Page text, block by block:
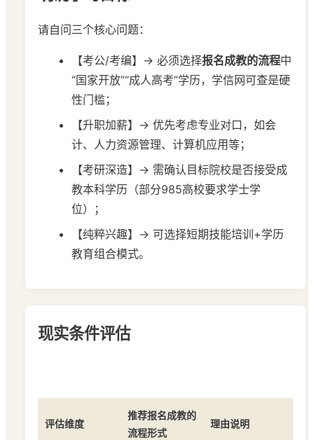
请自问三个核心问题：
【考公/考编】→ 必须选择报名成教的流程中
“国家开放”“成人高考”学历，学信网可查是硬
性门槛；
【升职加薪】→ 优先考虑专业对口，如会
计、人力资源管理、计算机应用等；
【考研深造】→ 需确认目标院校是否接受成
教本科学历（部分985高校要求学士学
位）；
【纯粹兴趣】→ 可选择短期技能培训+学历
教育组合模式。
现实条件评估
评估维度
推荐报名成教的
流程形式
理由说明